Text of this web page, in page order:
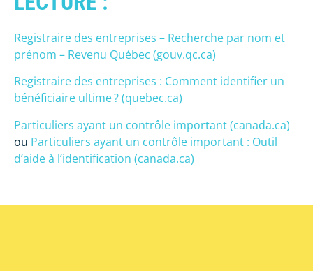
Registraire des entreprises – Recherche par nom et
prénom – Revenu Québec (gouv.qc.ca)
Registraire des entreprises : Comment identifier un
bénéficiaire ultime ? (quebec.ca)
Particuliers ayant un contrôle important (canada.ca)
ou Particuliers ayant un contrôle important : Outil
d’aide à l’identification (canada.ca)